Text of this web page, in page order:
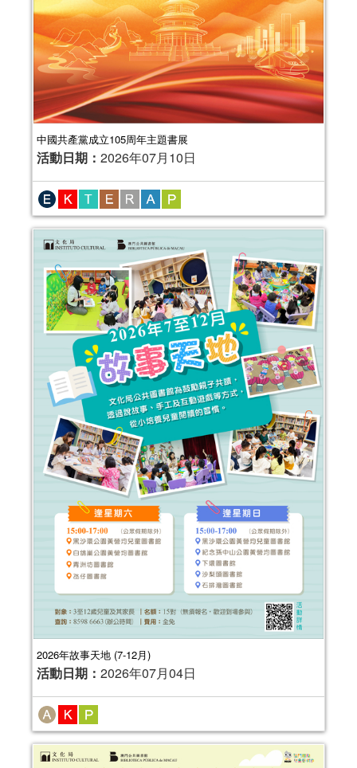
中國共產黨成立105周年主題書展
活動日期： 2026年07月10日
2026年故事天地 (7-12月)
活動日期： 2026年07月04日